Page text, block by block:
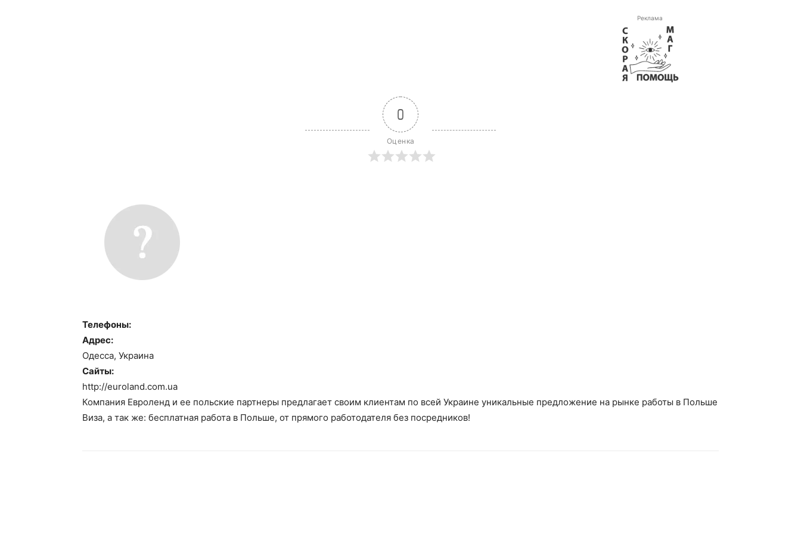
Реклама
0
Оценка
Телефоны:
Адрес:
Одесса, Украина
Сайты:
http://euroland.com.ua
Компания Евроленд и ее польские партнеры предлагает своим клиентам по всей Украине уникальные предложение на рынке работы в Польше
Виза, а так же: бесплатная работа в Польше, от прямого работодателя без посредников!